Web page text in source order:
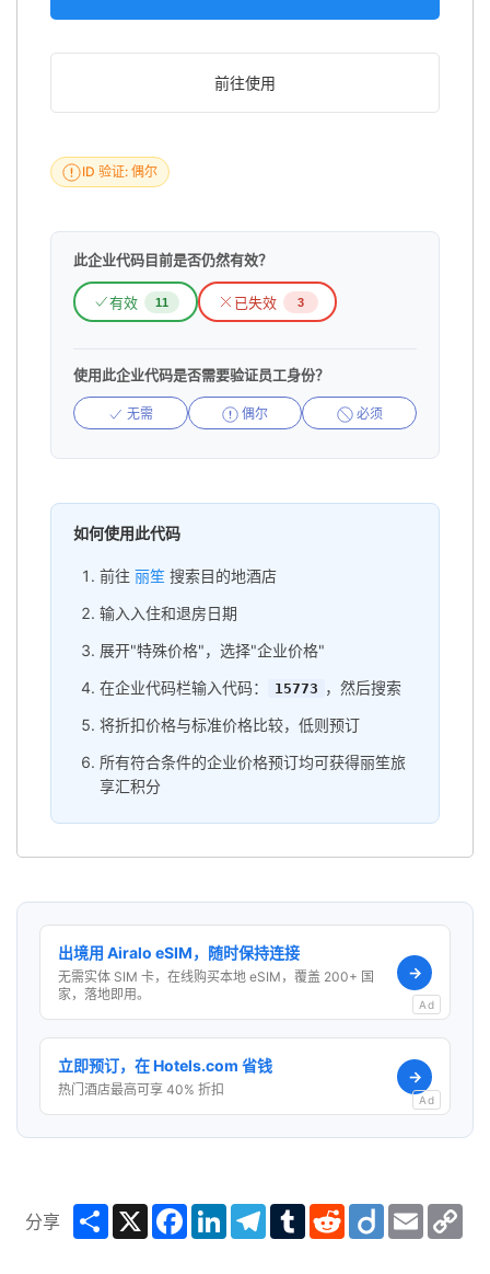
前往使用
ID 验证: 偶尔
此企业代码目前是否仍然有效？
有效 11 已失效 3
使用此企业代码是否需要验证员工身份？
无需 偶尔 必须
如何使用此代码
前往 丽笙 搜索目的地酒店
输入入住和退房日期
展开"特殊价格"，选择"企业价格"
在企业代码栏输入代码：
15773 ，然后搜索
将折扣价格与标准价格比较，低则预订
所有符合条件的企业价格预订均可获得丽笙旅
享汇积分
出境用 Airalo eSIM，随时保持连接
无需实体 SIM 卡，在线购买本地 eSIM，覆盖 200+ 国
家，落地即用。
→
Ad
立即预订，在 Hotels.com 省钱
热门酒店最高可享 40% 折扣
→
Ad
分享 ShareX Facebook
LinkedInTelegram
TumblrRedditDiigo Email